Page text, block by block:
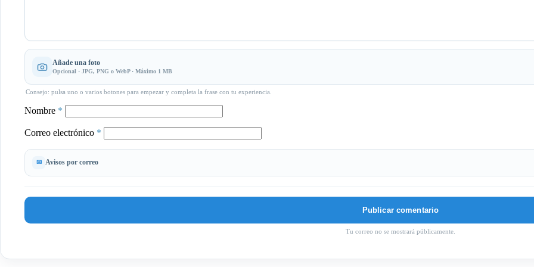
Añade una foto
Opcional · JPG, PNG o WebP · Máximo 1 MB
Consejo: pulsa uno o varios botones para empezar y completa la frase con tu experiencia.
Nombre *
Correo electrónico *
Avisos por correo
Tu correo no se mostrará públicamente.